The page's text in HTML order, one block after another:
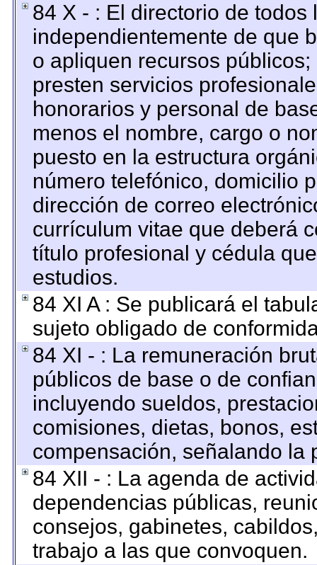
84 X - : El directorio de
independientemente de que
o apliquen recursos
presten servicios
honorarios y personal de
menos el nombre, cargo o
puesto en la estructura
número telefónico, domicilio
dirección de correo
currículum vitae que deberá
título profesional y cédula
estudios.
84 XI A : Se publicará el
sujeto obligado de
84 XI - : La remuneración
públicos de base o de
incluyendo sueldos,
comisiones, dietas, bonos,
compensación, señalando la
84 XII - : La agenda de
dependencias públicas,
consejos, gabinetes,
trabajo a las que convoquen.